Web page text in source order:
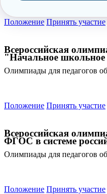
Положение Принять участие
Всероссийская
"Начальное
Олимпиады для педагогов
Положение Принять участие
Всероссийская
ФГОС в системе
Олимпиады для педагогов
Положение Принять участие